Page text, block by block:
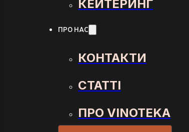
КЕЙТЕРИНГ
ПРО НАС
КОНТАКТИ
СТАТТІ
ПРО VINOTEKA